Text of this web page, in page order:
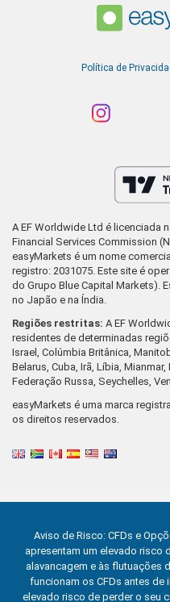
Política de
A EF Worldwide Ltd é licenciada
Financial Services Commission
easyMarkets é um nome
registro: 2031075. Este site é
do Grupo Blue Capital Markets).
no Japão e na Índia.
Regiões restritas: A EF
residentes de determinadas
Israel, Colúmbia Britânica,
Belarus, Cuba, Irã, Líbia,
Federação Russa, Seychelles,
easyMarkets é uma marca
os direitos reservados.
Aviso de Risco: CFDs e
apresentam um elevado risco
alavancagem e às flutuações
funcionam os CFDs antes de
elevado risco de perder o seu